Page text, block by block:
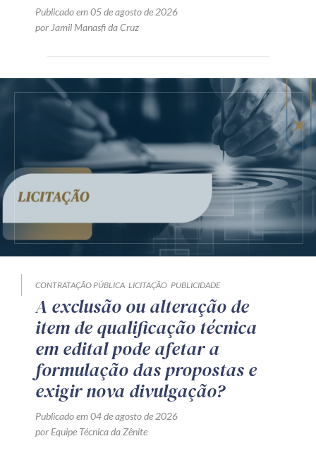
Publicado em 05 de agosto de 2026
por Jamil Manasfi da Cruz
CONTRATAÇÃO PÚBLICA LICITAÇÃO PUBLICIDADE
A exclusão ou alteração de
item de qualificação técnica
em edital pode afetar a
formulação das propostas e
exigir nova divulgação?
Publicado em 04 de agosto de 2026
por Equipe Técnica da Zênite